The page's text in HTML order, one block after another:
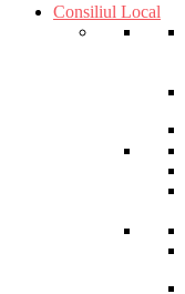
Consiliul Local